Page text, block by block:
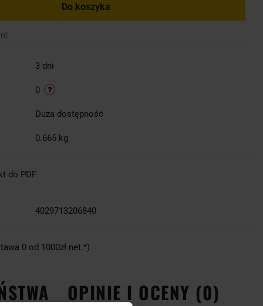
Do koszyka
3 dni
0
Duża dostępność
0.665 kg
do PDF
4029713206840
0 od 1000zł net.*)
OPINIE I OCENY (0)